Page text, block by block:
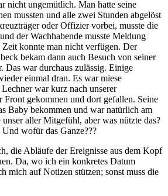
nicht ungemütlich. Man hatte seine
mussten und alle zwei Stunden abgelöst
oder Offizier vorbei, musste die
der Wachhabende musste Meldung
Zeit konnte man nicht verfügen. Der
bekam dann auch Besuch von seiner
Das war durchaus zulässig. Einige
einmal dran. Es war miese
war kurz nach unserer
Front gekommen und dort gefallen. Seine
Baby bekommen und war natürlich am
aller Mitgefühl, aber was nützte das?
wofür das Ganze???
die Abläufe der Ereignisse aus dem Kopf
Da, wo ich ein konkretes Datum
mich auf Notizen stützen; sonst muss die